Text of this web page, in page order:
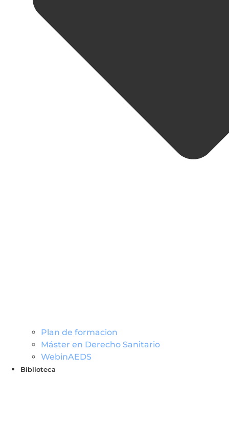
Plan de formacion
Máster en Derecho Sanitario
WebinAEDS
Biblioteca